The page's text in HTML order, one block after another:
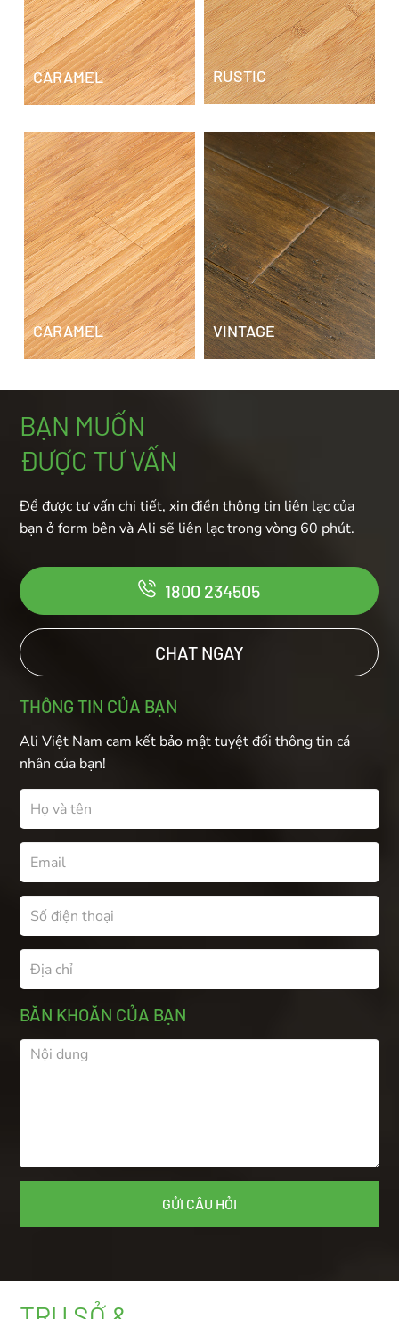
CARAMEL RUSTIC
CARAMEL VINTAGE
BẠN MUỐN
ĐƯỢC TƯ VẤN
Để được tư vấn chi tiết, xin điền thông tin liên lạc của
bạn ở form bên và Ali sẽ liên lạc trong vòng 60 phút.
1800 234505
CHAT NGAY
THÔNG TIN CỦA BẠN
Ali Việt Nam cam kết bảo mật tuyệt đối thông tin cá
nhân của bạn!
BĂN KHOĂN CỦA BẠN